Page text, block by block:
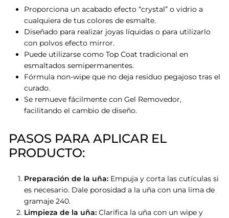
Proporciona un acabado efecto “crystal” o vidrio a
cualquiera de tus colores de esmalte.
Diseñado para realizar joyas líquidas o para utilizarlo
con polvos efecto mirror.
Puede utilizarse como Top Coat tradicional en
esmaltados semipermanentes.
Fórmula non-wipe que no deja residuo pegajoso tras el
curado.
Se remueve fácilmente con Gel Removedor,
facilitando el cambio de diseño.
PASOS PARA APLICAR EL
PRODUCTO:
Preparación de la uña: Empuja y corta las cutículas si
es necesario. Dale porosidad a la uña con una lima de
gramaje 240.
Limpieza de la uña: Clarifica la uña con un wipe y